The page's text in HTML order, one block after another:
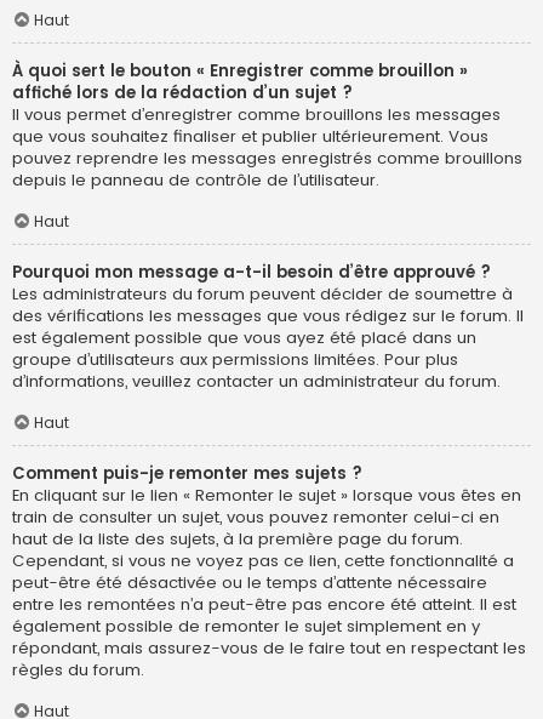
Haut
À quoi sert le bouton « Enregistrer comme brouillon »
affiché lors de la rédaction d’un sujet ?
Il vous permet d’enregistrer comme brouillons les messages
que vous souhaitez finaliser et publier ultérieurement. Vous
pouvez reprendre les messages enregistrés comme brouillons
depuis le panneau de contrôle de l’utilisateur.
Haut
Pourquoi mon message a-t-il besoin d’être approuvé ?
Les administrateurs du forum peuvent décider de soumettre à
des vérifications les messages que vous rédigez sur le forum. Il
est également possible que vous ayez été placé dans un
groupe d’utilisateurs aux permissions limitées. Pour plus
d’informations, veuillez contacter un administrateur du forum.
Haut
Comment puis-je remonter mes sujets ?
En cliquant sur le lien « Remonter le sujet » lorsque vous êtes en
train de consulter un sujet, vous pouvez remonter celui-ci en
haut de la liste des sujets, à la première page du forum.
Cependant, si vous ne voyez pas ce lien, cette fonctionnalité a
peut-être été désactivée ou le temps d’attente nécessaire
entre les remontées n’a peut-être pas encore été atteint. Il est
également possible de remonter le sujet simplement en y
répondant, mais assurez-vous de le faire tout en respectant les
règles du forum.
Haut